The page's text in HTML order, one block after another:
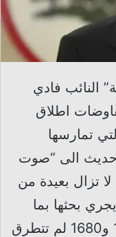
النائب فادي
اطلاق
تمارسها
حديث الى “صوت
تزال بعيدة من
يجري بحثها بما
خص تنفيذ القرارات 1701، 1559 و1680 لم تتطرق